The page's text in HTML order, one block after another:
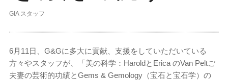
GIA スタッフ
6月11日、G&Gに多大に貢献、支援をしていただいている
方々やスタッフが、「美の科学：HaroldとErica のVan Peltご
夫妻の芸術的功績とGems & Gemology（宝石と宝石学）の